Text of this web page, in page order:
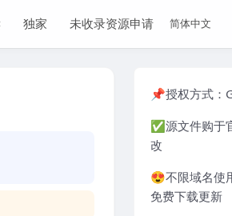
独家 未收录资源申请
📌授权方式：
✅源文件购
改
😍不限域名
免费下载更新